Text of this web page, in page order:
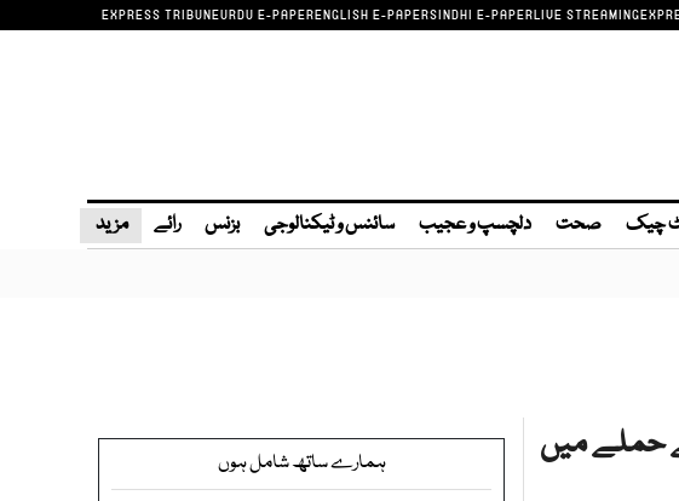
EXPRESS TRIBUNEURDU E-PAPERENGLISH E-PAPERSINDHI E-PAPERLIVE STREAMING
چیک صحت دلچسپ و عجیب سائنس و ٹیکنالوجی بزنس رائے مزید
حملے میں
ہمارے ساتھ شامل ہوں